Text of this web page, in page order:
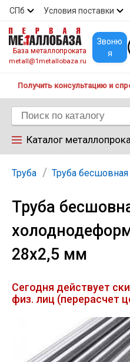
СПб Условия поставки
Скидки Прайс
База металлопроката
metall@1metallobaza.ru
Звоню
я
Получить консультацию и
Каталог
Арматура
Труба
Труба
Балка
Труба Труба бесшовная
Труба
28х2,5 мм
Сегодня действует
физ. лиц (перерасчет